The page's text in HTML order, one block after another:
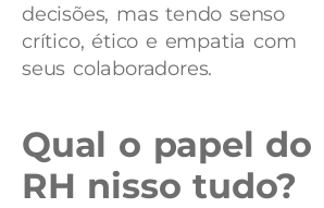
decisões, mas tendo senso
crítico, ético e empatia com
seus colaboradores.
Qual o papel do
RH nisso tudo?